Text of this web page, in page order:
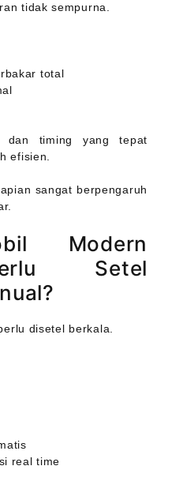
tidak sempurna.
total
dan timing yang tepat
efisien.
sangat berpengaruh
Modern
Setel
disetel berkala.
real time